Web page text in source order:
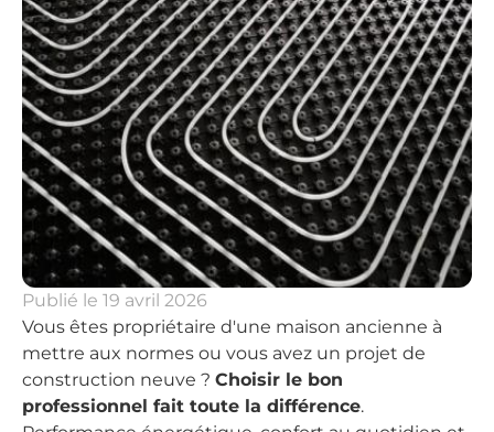
Publié le 19 avril 2026
Vous êtes propriétaire d'une maison ancienne à
mettre aux normes ou vous avez un projet de
construction neuve ? Choisir le bon
professionnel fait toute la différence.